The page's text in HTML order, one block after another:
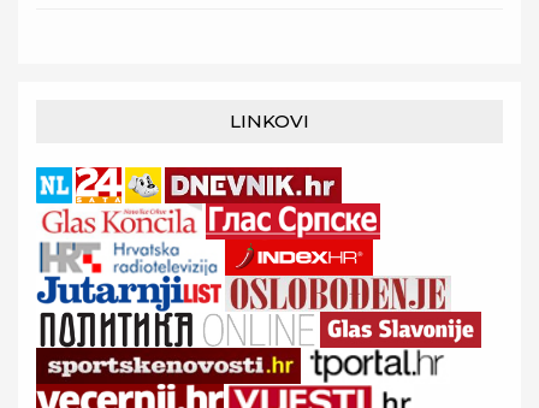
LINKOVI